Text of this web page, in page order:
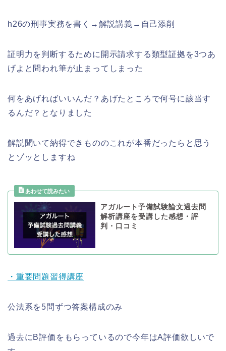
h26の刑事実務を書く→解説講義→自己添削
証明力を判断するために開示請求する類型証拠を3つあ
げよと問われ筆が止まってしまった
何をあげればいいんだ？あげたところで何号に該当す
るんだ？となりました
解説聞いて納得できもののこれが本番だったらと思う
とゾッとしますね
アガルート予備試験論文過去問
解析講座を受講した感想・評
判・口コミ
・重要問題習得講座
公法系を5問ずつ答案構成のみ
過去にB評価をもらっているので今年はA評価欲しいで